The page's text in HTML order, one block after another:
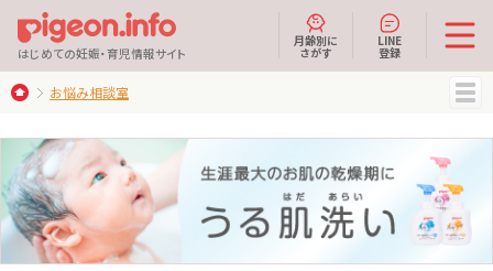
はじめての妊娠・育児情報サイト
月齢別に
さがす
LINE
登録
お悩み相談室